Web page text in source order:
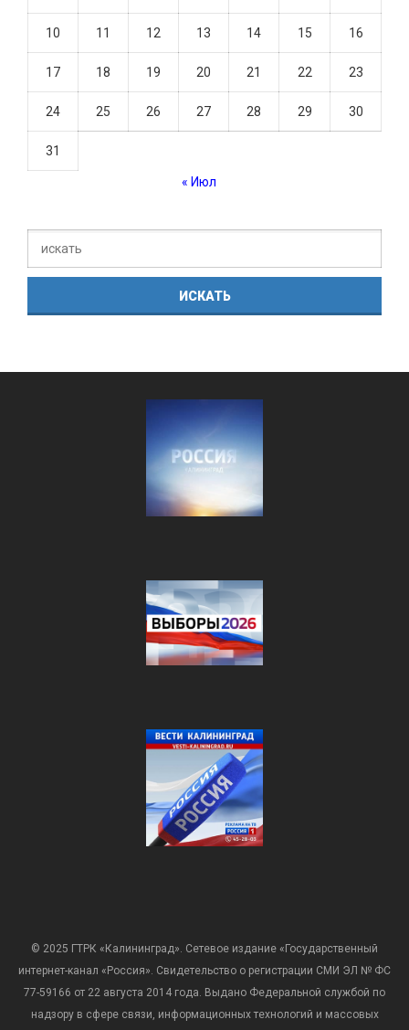
10 11 12 13 14 15 16
17 18 19 20 21 22 23
24 25 26 27 28 29 30
31
« Июл
© 2025 ГТРК «Калининград». Сетевое издание «Государственный
интернет-канал «Россия». Свидетельство о регистрации СМИ ЭЛ № ФС
77-59166 от 22 августа 2014 года. Выдано Федеральной службой по
надзору в сфере связи, информационных технологий и массовых